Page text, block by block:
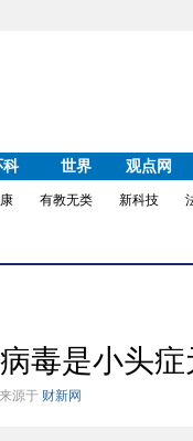
科 世界 观点网
有教无类 新科技
毒是小头症
源于 财新网